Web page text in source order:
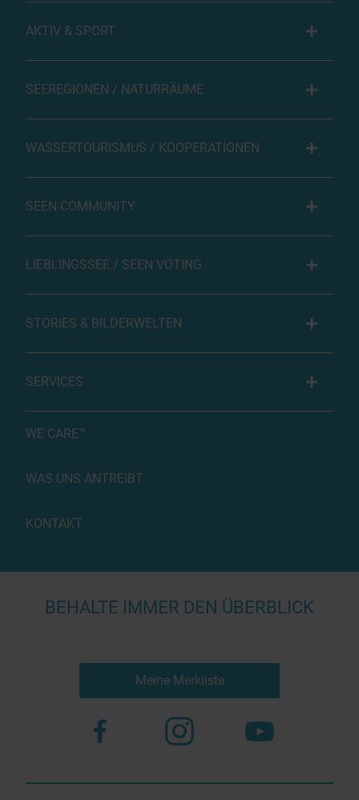
AKTIV & SPORT
SEEREGIONEN / NATURRÄUME
WASSERTOURISMUS / KOOPERATIONEN
SEEN COMMUNITY
LIEBLINGSSEE / SEEN VOTING
STORIES & BILDERWELTEN
SERVICES
WE CARE™
WAS UNS ANTREIBT
KONTAKT
BEHALTE IMMER DEN ÜBERBLICK
Meine Merkliste